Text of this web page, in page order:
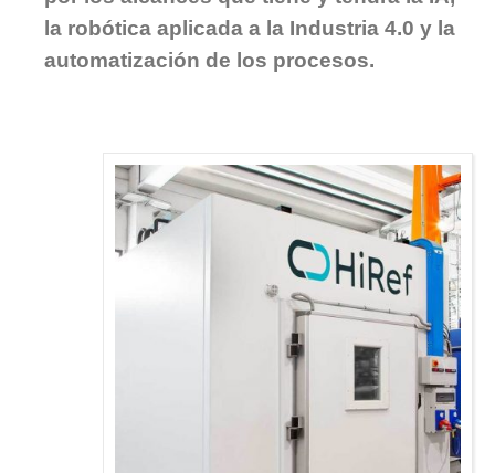
la robótica aplicada a la Industria 4.0 y la
automatización de los procesos.